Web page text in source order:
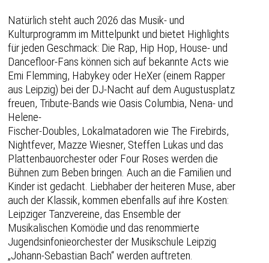
Natürlich steht auch 2026 das Musik- und
Kulturprogramm im Mittelpunkt und bietet Highlights
für jeden Geschmack: Die Rap, Hip Hop, House- und
Dancefloor-Fans können sich auf bekannte Acts wie
Emi Flemming, Habykey oder HeXer (einem Rapper
aus Leipzig) bei der DJ-Nacht auf dem Augustusplatz
freuen, Tribute-Bands wie Oasis Columbia, Nena- und
Helene-
Fischer-Doubles, Lokalmatadoren wie The Firebirds,
Nightfever, Mazze Wiesner, Steffen Lukas und das
Plattenbauorchester oder Four Roses werden die
Bühnen zum Beben bringen. Auch an die Familien und
Kinder ist gedacht. Liebhaber der heiteren Muse, aber
auch der Klassik, kommen ebenfalls auf ihre Kosten:
Leipziger Tanzvereine, das Ensemble der
Musikalischen Komödie und das renommierte
Jugendsinfonieorchester der Musikschule Leipzig
„Johann-Sebastian Bach“ werden auftreten.